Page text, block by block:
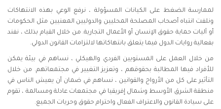
لممارسة الضغط على الكيانات المسؤولة ، نرفع الوعي بهذه الانتهاكات
ونلفت انتباه أصحاب المصلحة المحليين والدوليين المعنيين مثل الحكومات
أو آليات حماية حقوق الإنسان أو الأعمال التجارية. من خلال القيام بذلك ، نفند
بفعالية روايات الدول فيما يتعلق بانتهاكاتها لالتزامات القانون الدولي.
من خلال العمل على المستويين الفردي والهيكلي ، نساهم في بيئة يمكن
للأفراد فيها المطالبة بحقوقهم ، وتعزيز التغيير في مجتمعاتهم. من خلال
التأثير على كل من الأرواح والقوانين ، نساهم في ضمان أن يعيش الناس في
منطقة الشرق الأوسط وشمال إفريقيا في مجتمعات عادلة ومسالمة ، تقوم
على سيادة القانون والاعتراف الفعال واحترام حقوق وحريات الجميع.